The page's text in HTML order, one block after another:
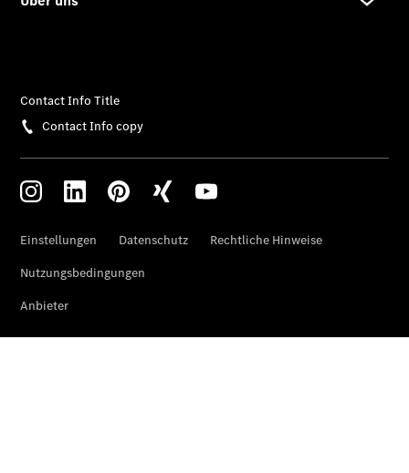
SmallRepair
Rücknahme
Entsorgung
Reparatur
Garantie-